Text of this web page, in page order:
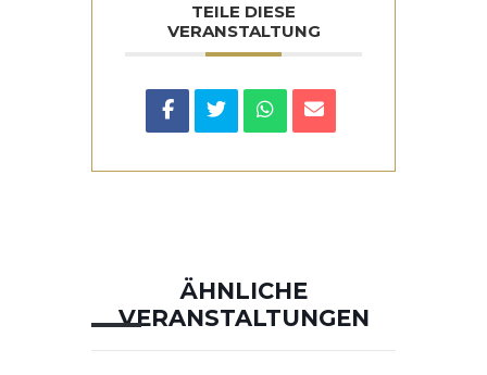
TEILE DIESE
VERANSTALTUNG
ÄHNLICHE
VERANSTALTUNGEN